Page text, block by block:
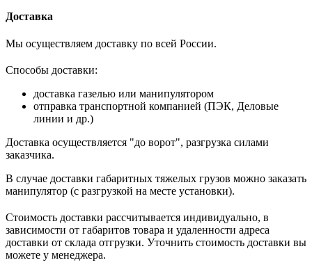
Доставка
Мы осуществляем доставку по всей России.
Способы доставки:
доставка газелью или манипулятором
отправка транспортной компанией (ПЭК, Деловые
линии и др.)
Доставка осуществляется "до ворот", разгрузка силами
заказчика.
В случае доставки габаритных тяжелых грузов можно заказать
манипулятор (с разгрузкой на месте установки).
Стоимость доставки рассчитывается индивидуально, в
зависимости от габаритов товара и удаленности адреса
доставки от склада отгрузки. Уточнить стоимость доставки вы
можете у менеджера.